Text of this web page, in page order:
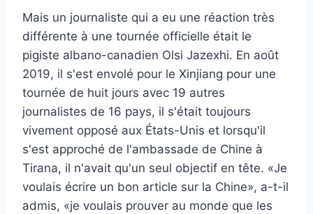
Mais un journaliste qui a eu une réaction très
différente à une tournée officielle était le
pigiste albano-canadien Olsi Jazexhi. En août
2019, il s'est envolé pour le Xinjiang pour une
tournée de huit jours avec 19 autres
journalistes de 16 pays, il s'était toujours
vivement opposé aux États-Unis et lorsqu'il
s'est approché de l'ambassade de Chine à
Tirana, il n'avait qu'un seul objectif en tête. «Je
voulais écrire un bon article sur la Chine», a-t-il
admis, «je voulais prouver au monde que les